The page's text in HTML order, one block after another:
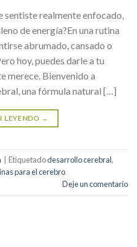
sentiste realmente enfocado,
de energía?En una rutina
abrumado, cansado o
hoy, puedes darle a tu
merece. Bienvenido a
una fórmula natural […]
LEYENDO →
Etiquetadodesarrollo cerebral,
para el cerebro
Deje un comentario